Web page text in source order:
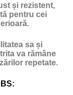
și rezistent,
pentru cei
sa și
va rămâne
repetate.